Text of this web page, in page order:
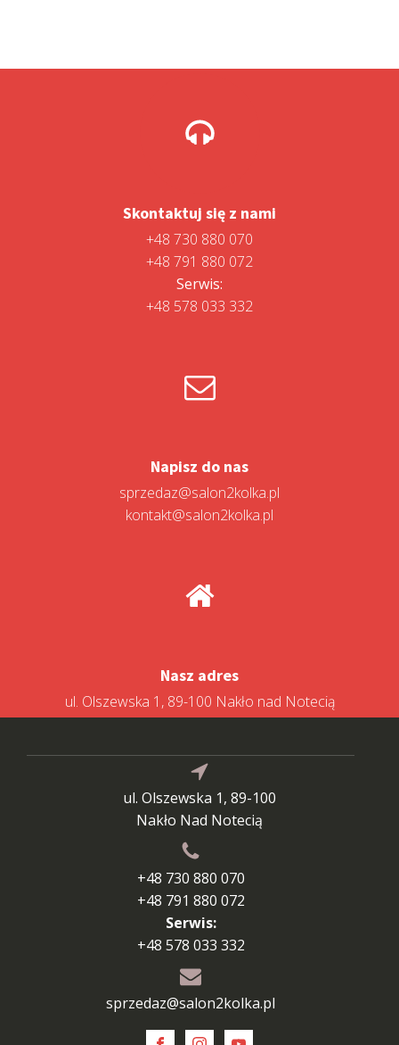
Skontaktuj się z nami
+48 730 880 070
+48 791 880 072
Serwis:
+48 578 033 332
Napisz do nas
sprzedaz@salon2kolka.pl
kontakt@salon2kolka.pl
Nasz adres
ul. Olszewska 1, 89-100 Nakło nad Notecią
ul. Olszewska 1, 89-100
Nakło Nad Notecią
+48 730 880 070
+48 791 880 072
Serwis:
+48 578 033 332
sprzedaz@salon2kolka.pl